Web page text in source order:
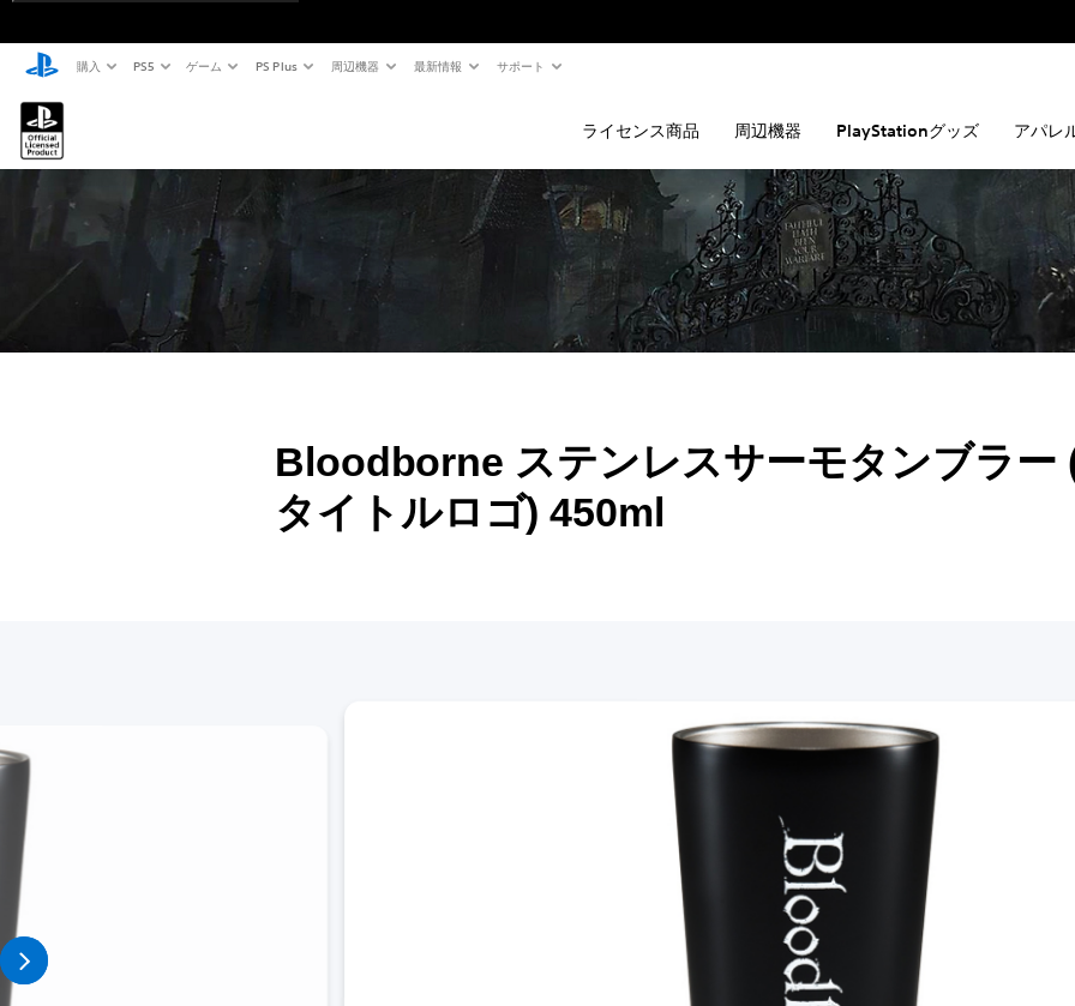
購入 PS5 ゲーム PS Plus 周辺機器 最新情報 サポート
ライセンス商品 周辺機器 PlayStationグッズ アパレ
Bloodborne ステンレスサーモタンブラ
タイトルロゴ) 450ml